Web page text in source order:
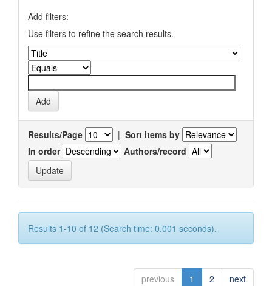
Add filters:
Use filters to refine the search results.
Results/Page | Sort items by
In order
Authors/record
Results 1-10 of 12 (Search time: 0.001 seconds).
previous 1 2 next